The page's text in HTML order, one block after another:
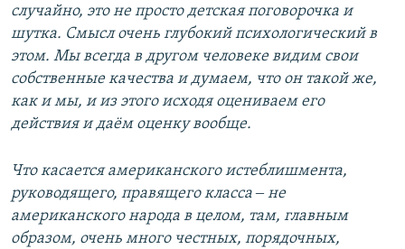
случайно, это не просто детская поговорочка и
шутка. Смысл очень глубокий психологический в
этом. Мы всегда в другом человеке видим свои
собственные качества и думаем, что он такой же,
как и мы, и из этого исходя оцениваем его
действия и даём оценку вообще.
Что касается американского истеблишмента,
руководящего, правящего класса ‒ не
американского народа в целом, там, главным
образом, очень много честных, порядочных,